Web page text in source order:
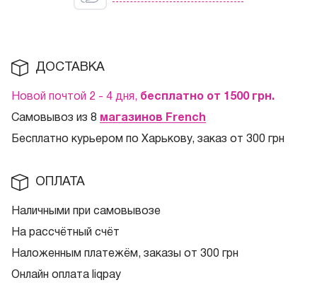
ДОСТАВКА
Новой почтой 2 - 4 дня, бесплатно от 1500 грн.
Самовывоз из 8 магазинов French
Бесплатно курьером по Харькову, заказ от 300 грн
ОПЛАТА
Наличными при самовывозе
На рассчётный счёт
Наложенным платежём, заказы от 300 грн
Онлайн оплата liqpay